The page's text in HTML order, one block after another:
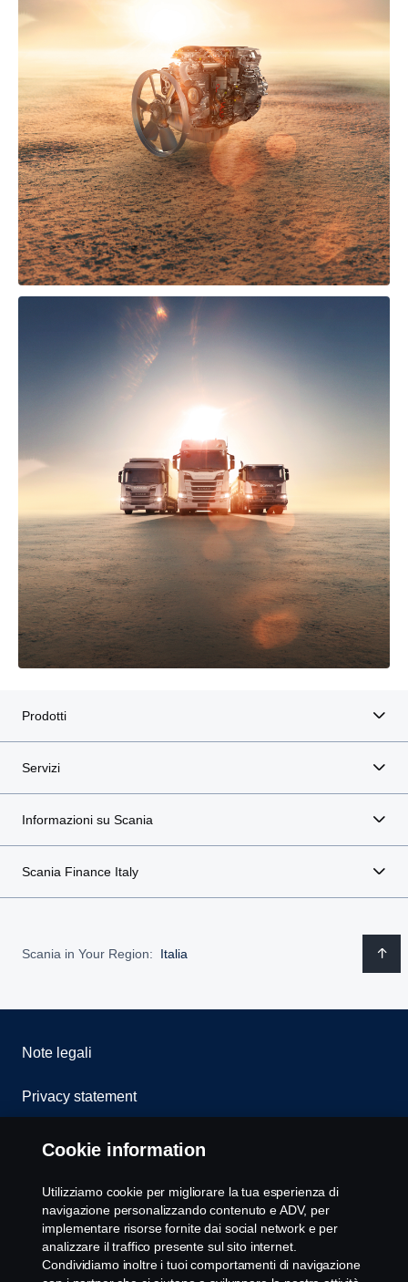
Prodotti
Servizi
Informazioni su Scania
Scania Finance Italy
Scania in Your Region: Italia
Note legali
Privacy statement
Cookies
Whistleblowing
Modello 231
Impostazione Cookie
Cookie information
Utilizziamo cookie per migliorare la tua esperienza di
navigazione personalizzando contenuto e ADV, per
implementare risorse fornite dai social network e per
analizzare il traffico presente sul sito internet.
Condividiamo inoltre i tuoi comportamenti di navigazione